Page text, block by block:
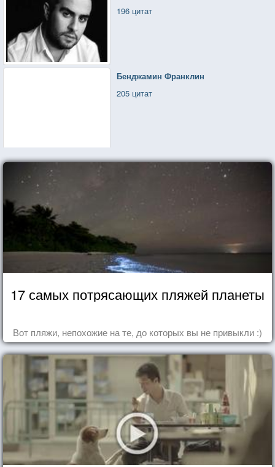
196 цитат
Бенджамин Франклин
205 цитат
17 самых потрясающих пляжей планеты
Вот пляжи, непохожие на те, до которых вы не привыкли :)